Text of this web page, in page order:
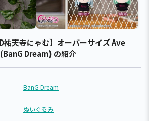
祐天寺にゃむ】オーバーサイズ Ave
Dream) の紹介
BanG Dream
ぬいぐるみ